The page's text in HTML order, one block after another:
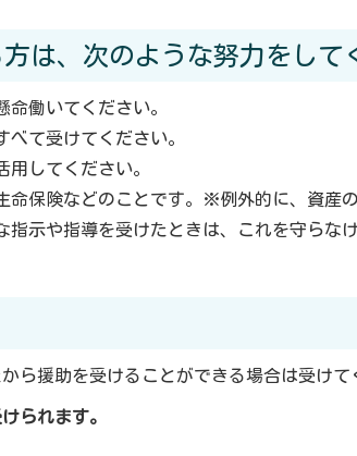
は、次のような努力をして
働いてください。
て受けてください。
してください。
保険などのことです。※例外的に、資産
示や指導を受けたときは、これを守らな
ら援助を受けることができる場合は受けて
られます。